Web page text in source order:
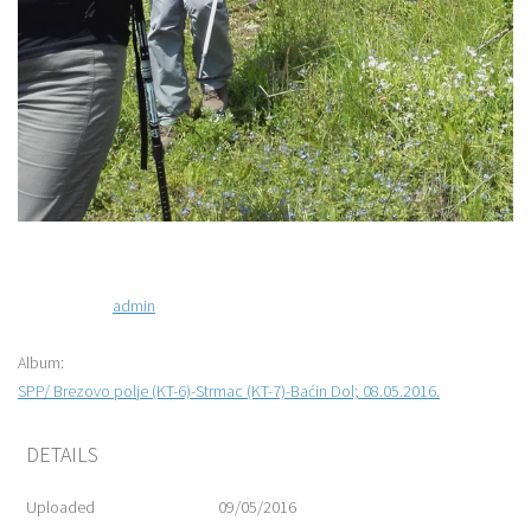
admin
Album:
SPP/ Brezovo polje (KT-6)-Strmac (KT-7)-Baćin Dol; 08.05.2016.
DETAILS
Uploaded 09/05/2016